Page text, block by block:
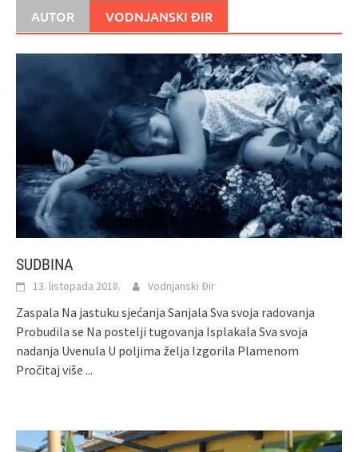
AUTOR VODNJANSKI ĐIR
SUDBINA
13. listopada 2018. Vodnjanski Đir
Zaspala Na jastuku sjećanja Sanjala Sva svoja radovanja
Probudila se Na postelji tugovanja Isplakala Sva svoja
nadanja Uvenula U poljima želja Izgorila Plamenom
Pročitaj više ...